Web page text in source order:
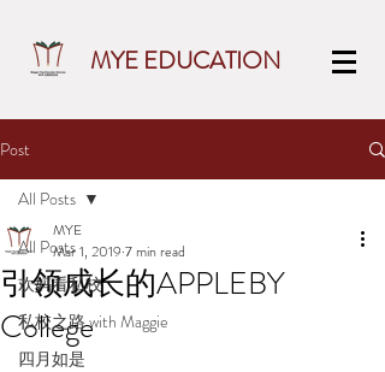
MYE EDUCATION
Post
All Posts
欢妈看私校
私校之路 with Maggie
四月如是
All Posts
引领成长的APPLEBY
College
MYE
Mar 1, 2019 7 min read